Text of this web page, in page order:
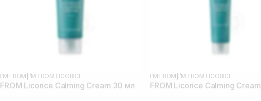
I'M FROM I’M FROM LICORICE
FROM Licorice Calming Cream 30 мл
I'M FROM I’M FROM LICORICE
FROM Licorice Calming